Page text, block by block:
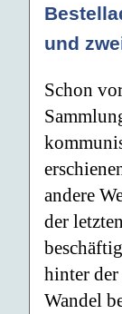
und
Schon
andere
der
hinter
Wandel